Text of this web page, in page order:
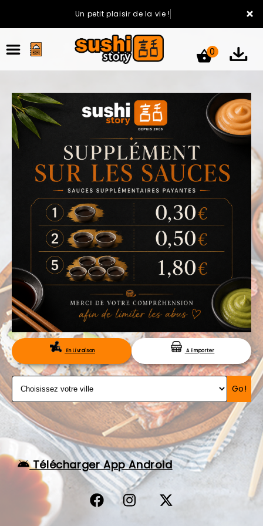
×
Un petit plaisir de la vie !
ACCUEIL
LA CARTE
VOTRE COMPTE
NOTRE RESTAURANT
VOS AVIS
MENTIONS LÉGALES
C.G.V
RÉSERVATION
0
En Livraison A Emporter
Go!
Télécharger App Android